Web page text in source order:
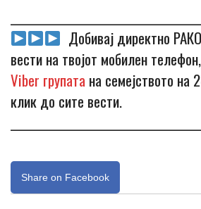
Добивај директно
вести на твојот мобилен телефон,
Viber групата на семејството на
клик до сите вести.
Share on Facebook